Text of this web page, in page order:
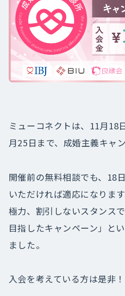
ミューコネクトは、11月18
月25日まで、成婚主義キャ
開催前の無料相談でも、18
いただければ適応になりま
極力、割引しないスタンス
目指したキャンペーン」と
ました。
入会を考えている方は是非！